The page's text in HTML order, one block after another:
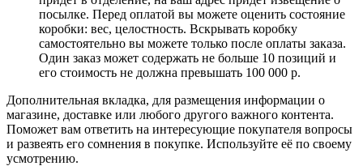
посылке. Перед оплатой вы можете оценить состояние
коробки: вес, целостность. Вскрывать коробку
самостоятельно вы можете только после оплаты заказа.
Один заказ может содержать не больше 10 позиций и
его стоимость не должна превышать 100 000 р.
Дополнительная вкладка, для размещения информации о
магазине, доставке или любого другого важного контента.
Поможет вам ответить на интересующие покупателя вопросы
и развеять его сомнения в покупке. Используйте её по своему
усмотрению.